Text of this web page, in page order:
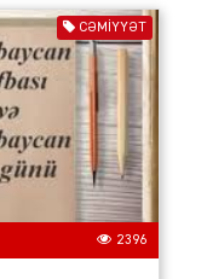
CƏMIYYƏT
2396